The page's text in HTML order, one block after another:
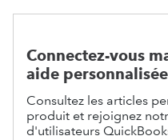
Connectez-vous
aide personnalisée
Consultez les articles
produit et rejoignez
d'utilisateurs